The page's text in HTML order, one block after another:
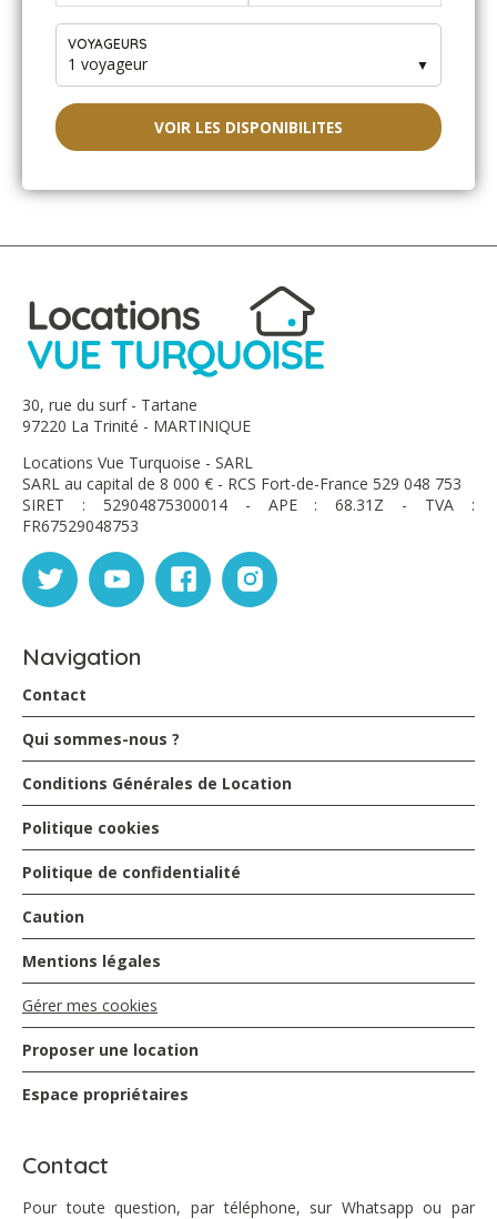
VOYAGEURS
1 voyageur ▼
VOIR LES DISPONIBILITES
30, rue du surf - Tartane
97220 La Trinité - MARTINIQUE
Locations Vue Turquoise - SARL
SARL au capital de 8 000 € - RCS Fort-de-France 529 048 753
SIRET : 52904875300014 - APE : 68.31Z - TVA :
FR67529048753
Navigation
Contact
Qui sommes-nous ?
Conditions Générales de Location
Politique cookies
Politique de confidentialité
Caution
Mentions légales
Gérer mes cookies
Proposer une location
Espace propriétaires
Contact
Pour toute question, par téléphone, sur Whatsapp ou par